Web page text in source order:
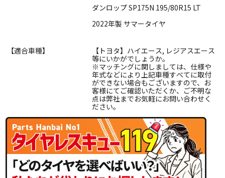
ダンロップ SP175N 195/80R15 LT
2022年製 サマータイヤ
【適合車種】
【トヨタ】ハイエース, レジアスエース
等にいかがでしょうか。
※マッチングに関しましては、仕様や
年式などにより上記車種すべてに取付
ができない場合もございますので、お
客様にてご確認いただくか、ご不明な
点は弊社までお気軽にお問い合わせく
ださい。